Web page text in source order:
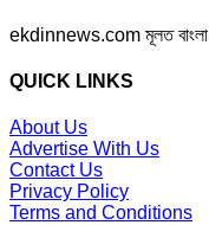
ekdinnews.com মূলত বাংলা
QUICK LINKS
About Us
Advertise With Us
Contact Us
Privacy Policy
Terms and Conditions